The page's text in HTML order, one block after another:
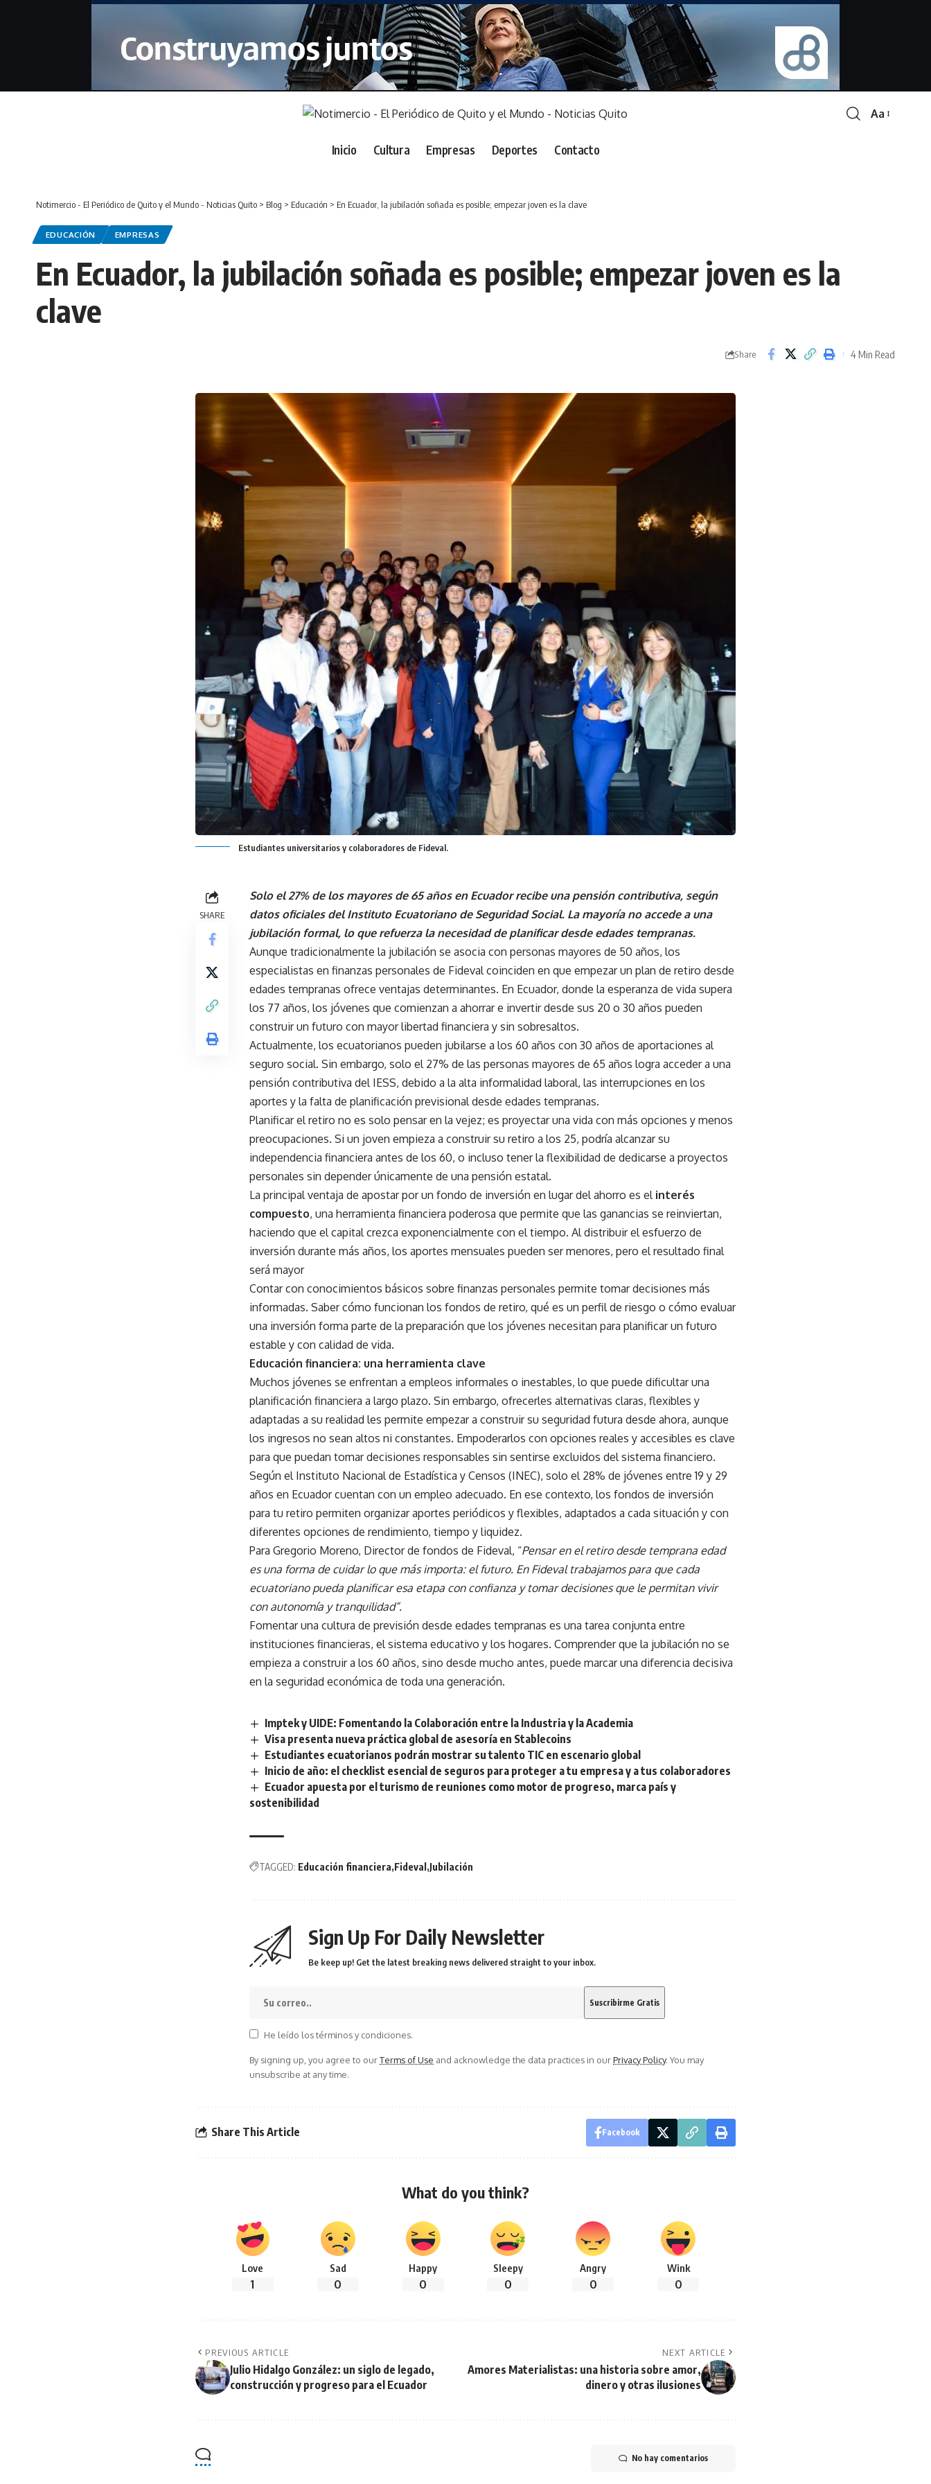
Font
Aa
Inicio Cultura Empresas Deportes Contacto
Notimercio - El Periódico de Quito y el Mundo - Noticias Quito > Blog > Educación > En Ecuador, la jubilación soñada es posible; empezar joven es la clave
EDUCACIÓN EMPRESAS
En Ecuador, la jubilación soñada es posible; empezar joven es la
clave
Share 4 Min Read
Estudiantes universitarios y colaboradores de Fideval.
SHARE
Solo el 27% de los mayores de 65 años en Ecuador recibe una pensión contributiva, según
datos oficiales del Instituto Ecuatoriano de Seguridad Social. La mayoría no accede a una
jubilación formal, lo que refuerza la necesidad de planificar desde edades tempranas.
Aunque tradicionalmente la jubilación se asocia con personas mayores de 50 años, los
especialistas en finanzas personales de Fideval coinciden en que empezar un plan de retiro desde
edades tempranas ofrece ventajas determinantes. En Ecuador, donde la esperanza de vida supera
los 77 años, los jóvenes que comienzan a ahorrar e invertir desde sus 20 o 30 años pueden
construir un futuro con mayor libertad financiera y sin sobresaltos.
Actualmente, los ecuatorianos pueden jubilarse a los 60 años con 30 años de aportaciones al
seguro social. Sin embargo, solo el 27% de las personas mayores de 65 años logra acceder a una
pensión contributiva del IESS, debido a la alta informalidad laboral, las interrupciones en los
aportes y la falta de planificación previsional desde edades tempranas.
Planificar el retiro no es solo pensar en la vejez; es proyectar una vida con más opciones y menos
preocupaciones. Si un joven empieza a construir su retiro a los 25, podría alcanzar su
independencia financiera antes de los 60, o incluso tener la flexibilidad de dedicarse a proyectos
personales sin depender únicamente de una pensión estatal.
La principal ventaja de apostar por un fondo de inversión en lugar del ahorro es el interés
compuesto, una herramienta financiera poderosa que permite que las ganancias se reinviertan,
haciendo que el capital crezca exponencialmente con el tiempo. Al distribuir el esfuerzo de
inversión durante más años, los aportes mensuales pueden ser menores, pero el resultado final
será mayor
Contar con conocimientos básicos sobre finanzas personales permite tomar decisiones más
informadas. Saber cómo funcionan los fondos de retiro, qué es un perfil de riesgo o cómo evaluar
una inversión forma parte de la preparación que los jóvenes necesitan para planificar un futuro
estable y con calidad de vida.
Educación financiera: una herramienta clave
Muchos jóvenes se enfrentan a empleos informales o inestables, lo que puede dificultar una
planificación financiera a largo plazo. Sin embargo, ofrecerles alternativas claras, flexibles y
adaptadas a su realidad les permite empezar a construir su seguridad futura desde ahora, aunque
los ingresos no sean altos ni constantes. Empoderarlos con opciones reales y accesibles es clave
para que puedan tomar decisiones responsables sin sentirse excluidos del sistema financiero.
Según el Instituto Nacional de Estadística y Censos (INEC), solo el 28% de jóvenes entre 19 y 29
años en Ecuador cuentan con un empleo adecuado. En ese contexto, los fondos de inversión
para tu retiro permiten organizar aportes periódicos y flexibles, adaptados a cada situación y con
diferentes opciones de rendimiento, tiempo y liquidez.
Para Gregorio Moreno, Director de fondos de Fideval, “Pensar en el retiro desde temprana edad
es una forma de cuidar lo que más importa: el futuro. En Fideval trabajamos para que cada
ecuatoriano pueda planificar esa etapa con confianza y tomar decisiones que le permitan vivir
con autonomía y tranquilidad”.
Fomentar una cultura de previsión desde edades tempranas es una tarea conjunta entre
instituciones financieras, el sistema educativo y los hogares. Comprender que la jubilación no se
empieza a construir a los 60 años, sino desde mucho antes, puede marcar una diferencia decisiva
en la seguridad económica de toda una generación.
Imptek y UIDE: Fomentando la Colaboración entre la Industria y la Academia
Visa presenta nueva práctica global de asesoría en Stablecoins
Estudiantes ecuatorianos podrán mostrar su talento TIC en escenario global
Inicio de año: el checklist esencial de seguros para proteger a tu empresa y a tus colaboradores
Ecuador apuesta por el turismo de reuniones como motor de progreso, marca país y
sostenibilidad
TAGGED: Educación financiera Fideval Jubilación
Sign Up For Daily Newsletter
Be keep up! Get the latest breaking news delivered straight to your inbox.
He leído los términos y condiciones.
By signing up, you agree to ourTerms of Use and acknowledge the data practices in ourPrivacy Policy. You may
unsubscribe at any time.
Share This Article Facebook
What do you think?
Love
1
Sad
0
Happy
0
Sleepy
0
Angry
0
Wink
0
PREVIOUS ARTICLE
Julio Hidalgo González: un siglo de legado,
construcción y progreso para el Ecuador
NEXT ARTICLE
Amores Materialistas: una historia sobre amor,
dinero y otras ilusiones
No hay comentarios